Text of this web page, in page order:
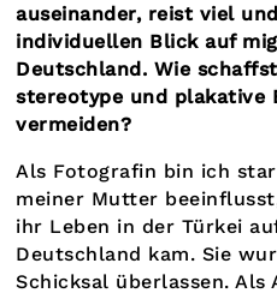
auseinander, reist viel
individuellen Blick auf
Deutschland. Wie
stereotype und plakative
vermeiden?
Als Fotografin bin ich
meiner Mutter
ihr Leben in der Türkei
Deutschland kam. Sie
Schicksal überlassen. Als